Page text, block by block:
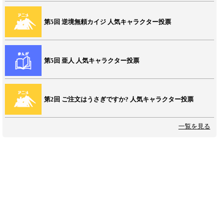
第5回 逆境無頼カイジ 人気キャラクター投票
第5回 亜人 人気キャラクター投票
第2回 ご注文はうさぎですか? 人気キャラクター投票
一覧を見る